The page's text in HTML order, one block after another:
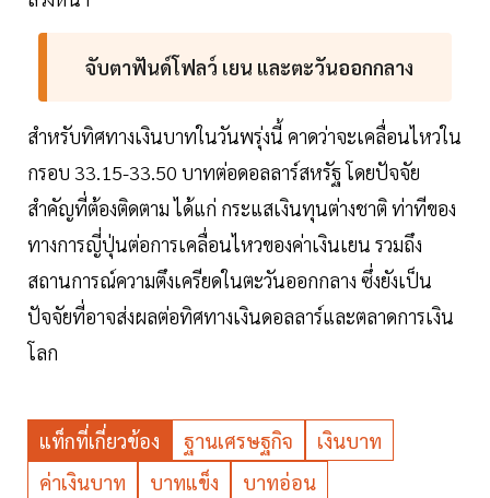
จับตาฟันด์โฟลว์ เยน และตะวันออกกลาง
สำหรับทิศทางเงินบาทในวันพรุ่งนี้ คาดว่าจะเคลื่อนไหวใน
กรอบ 33.15-33.50 บาทต่อดอลลาร์สหรัฐ โดยปัจจัย
สำคัญที่ต้องติดตาม ได้แก่ กระแสเงินทุนต่างชาติ ท่าทีของ
ทางการญี่ปุ่นต่อการเคลื่อนไหวของค่าเงินเยน รวมถึง
สถานการณ์ความตึงเครียดในตะวันออกกลาง ซึ่งยังเป็น
ปัจจัยที่อาจส่งผลต่อทิศทางเงินดอลลาร์และตลาดการเงิน
โลก
แท็กที่เกี่ยวข้อง ฐานเศรษฐกิจ
เงินบาท
ค่าเงินบาท
บาทแข็ง บาทอ่อน